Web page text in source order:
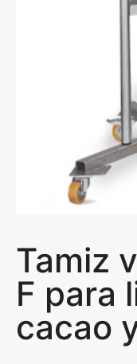
Tamiz
F para
cacao